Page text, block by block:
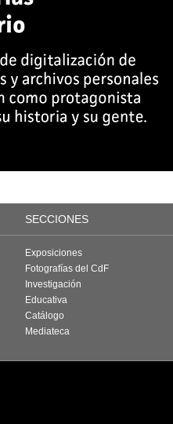
SECCIONES
Exposiciones
Fotografías del CdF
Investigación
Educativa
Catálogo
Mediateca